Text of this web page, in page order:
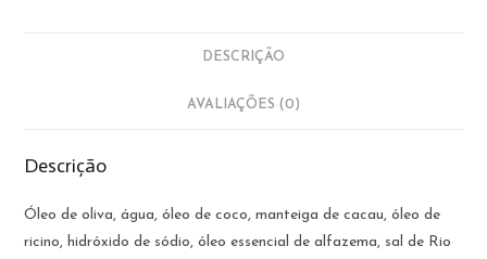
DESCRIÇÃO
AVALIAÇÕES (0)
Descrição
Óleo de oliva, água, óleo de coco, manteiga de cacau, óleo de
ricino, hidróxido de sódio, óleo essencial de alfazema, sal de Rio